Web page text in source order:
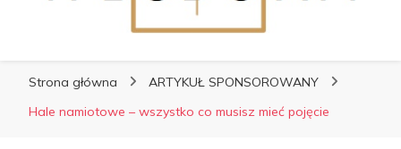
Strona główna
ARTYKUŁ SPONSOROWANY
Hale namiotowe – wszystko co musisz mieć pojęcie